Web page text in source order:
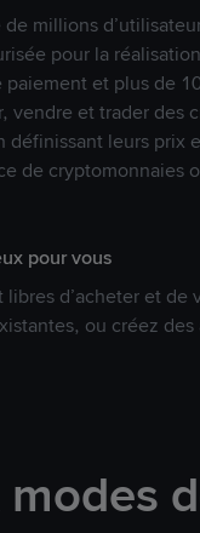
millions
pour la
paiement et plus de
vendre et trader des
définissant leurs prix
de cryptomonnaies
pour vous
d’acheter et
ou créez